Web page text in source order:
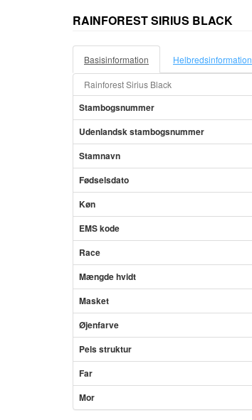
RAINFOREST SIRIUS BLACK
Basisinformation Helbredsinformation
Rainforest Sirius Black
Stambogsnummer
Udenlandsk stambogsnummer
Stamnavn
Fødselsdato
Køn
EMS kode
Race
Mængde hvidt
Masket
Øjenfarve
Pels struktur
Far
Mor